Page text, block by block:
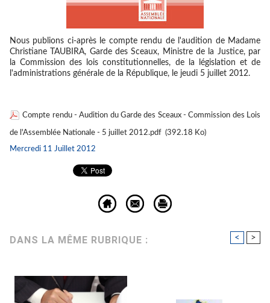
Nous publions ci-après le compte rendu de l'audition de Madame
Christiane TAUBIRA, Garde des Sceaux, Ministre de la Justice, par
la Commission des lois constitutionnelles, de la législation et de
l'administrations générale de la République, le jeudi 5 juillet 2012.
Compte rendu - Audition du Garde des Sceaux - Commission des Lois
de l'Assemblée Nationale - 5 juillet 2012.pdf (392.18 Ko)
Mercredi 11 Juillet 2012
DANS LA MÊME RUBRIQUE : < >